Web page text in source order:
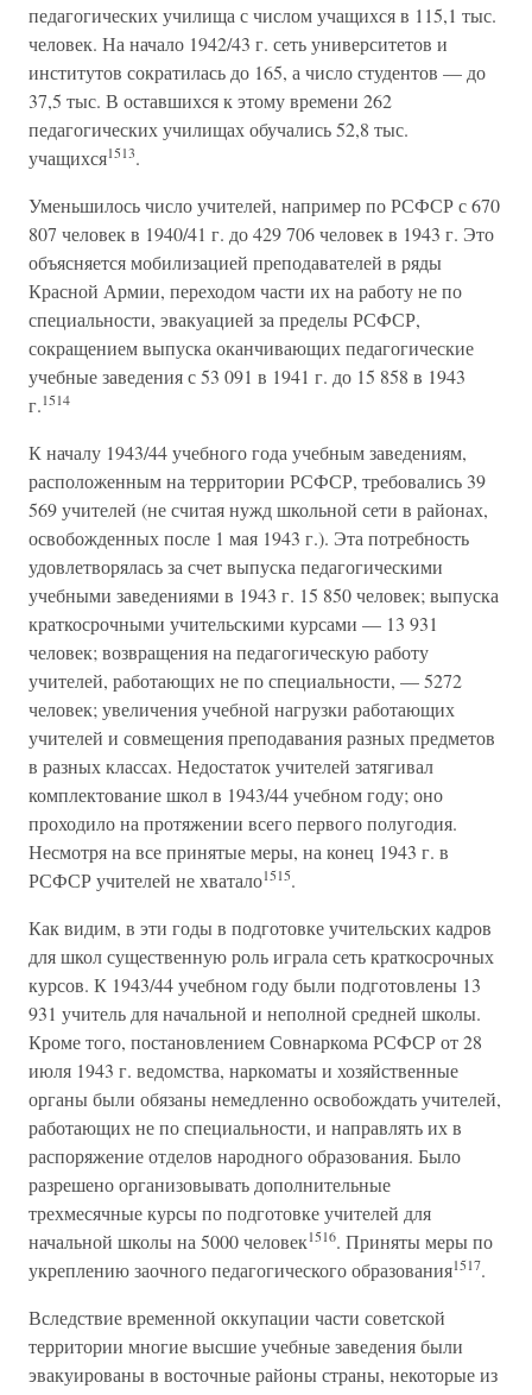
педагогических училища с числом учащихся в 115,1 тыс.
человек. На начало 1942/43 г. сеть университетов и
институтов сократилась до 165, а число студентов — до
37,5 тыс. В оставшихся к этому времени 262
педагогических училищах обучались 52,8 тыс.
учащихся1513.
Уменьшилось число учителей, например по РСФСР с 670
807 человек в 1940/41 г. до 429 706 человек в 1943 г. Это
объясняется мобилизацией преподавателей в ряды
Красной Армии, переходом части их на работу не по
специальности, эвакуацией за пределы РСФСР,
сокращением выпуска оканчивающих педагогические
учебные заведения с 53 091 в 1941 г. до 15 858 в 1943
г.1514
К началу 1943/44 учебного года учебным заведениям,
расположенным на территории РСФСР, требовались 39
569 учителей (не считая нужд школьной сети в районах,
освобожденных после 1 мая 1943 г.). Эта потребность
удовлетворялась за счет выпуска педагогическими
учебными заведениями в 1943 г. 15 850 человек; выпуска
краткосрочными учительскими курсами — 13 931
человек; возвращения на педагогическую работу
учителей, работающих не по специальности, — 5272
человек; увеличения учебной нагрузки работающих
учителей и совмещения преподавания разных предметов
в разных классах. Недостаток учителей затягивал
комплектование школ в 1943/44 учебном году; оно
проходило на протяжении всего первого полугодия.
Несмотря на все принятые меры, на конец 1943 г. в
РСФСР учителей не хватало1515.
Как видим, в эти годы в подготовке учительских кадров
для школ существенную роль играла сеть краткосрочных
курсов. К 1943/44 учебном году были подготовлены 13
931 учитель для начальной и неполной средней школы.
Кроме того, постановлением Совнаркома РСФСР от 28
июля 1943 г. ведомства, наркоматы и хозяйственные
органы были обязаны немедленно освобождать учителей,
работающих не по специальности, и направлять их в
распоряжение отделов народного образования. Было
разрешено организовывать дополнительные
трехмесячные курсы по подготовке учителей для
начальной школы на 5000 человек1516. Приняты меры по
укреплению заочного педагогического образования1517.
Вследствие временной оккупации части советской
территории многие высшие учебные заведения были
эвакуированы в восточные районы страны, некоторые из